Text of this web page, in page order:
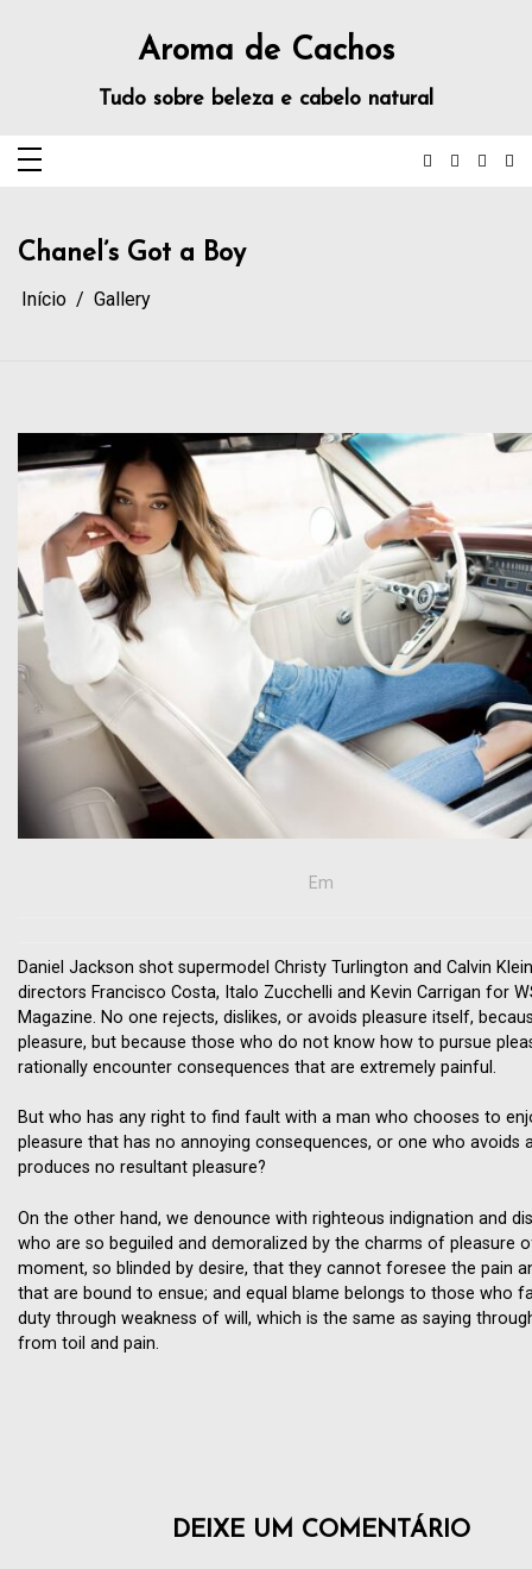
Aroma de Cachos
Tudo sobre beleza e cabelo natural
Chanel’s Got a Boy
Início Gallery
Em
Daniel Jackson shot supermodel Christy Turlington and Calvin
directors Francisco Costa, Italo Zucchelli and Kevin Carrigan for
Magazine. No one rejects, dislikes, or avoids pleasure itself,
pleasure, but because those who do not know how to pursue
rationally encounter consequences that are extremely painful.
But who has any right to find fault with a man who chooses to
pleasure that has no annoying consequences, or one who avoids
produces no resultant pleasure?
On the other hand, we denounce with righteous indignation and
who are so beguiled and demoralized by the charms of pleasure
moment, so blinded by desire, that they cannot foresee the pain
that are bound to ensue; and equal blame belongs to those who
duty through weakness of will, which is the same as saying
from toil and pain.
DEIXE UM COMENTÁRIO